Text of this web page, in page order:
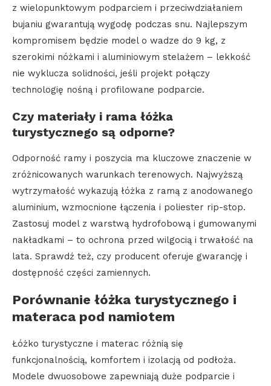
z wielopunktowym podparciem i przeciwdziałaniem
bujaniu gwarantują wygodę podczas snu. Najlepszym
kompromisem będzie model o wadze do 9 kg, z
szerokimi nóżkami i aluminiowym stelażem – lekkość
nie wyklucza solidności, jeśli projekt połączy
technologię nośną i profilowane podparcie.
Czy materiały i rama łóżka
turystycznego są odporne?
Odporność ramy i poszycia ma kluczowe znaczenie w
zróżnicowanych warunkach terenowych. Najwyższą
wytrzymałość wykazują łóżka z ramą z anodowanego
aluminium, wzmocnione łączenia i poliester rip-stop.
Zastosuj model z warstwą hydrofobową i gumowanymi
nakładkami – to ochrona przed wilgocią i trwałość na
lata. Sprawdź też, czy producent oferuje gwarancję i
dostępność części zamiennych.
Porównanie łóżka turystycznego i
materaca pod namiotem
Łóżko turystyczne i materac różnią się
funkcjonalnością, komfortem i izolacją od podłoża.
Modele dwuosobowe zapewniają duże podparcie i